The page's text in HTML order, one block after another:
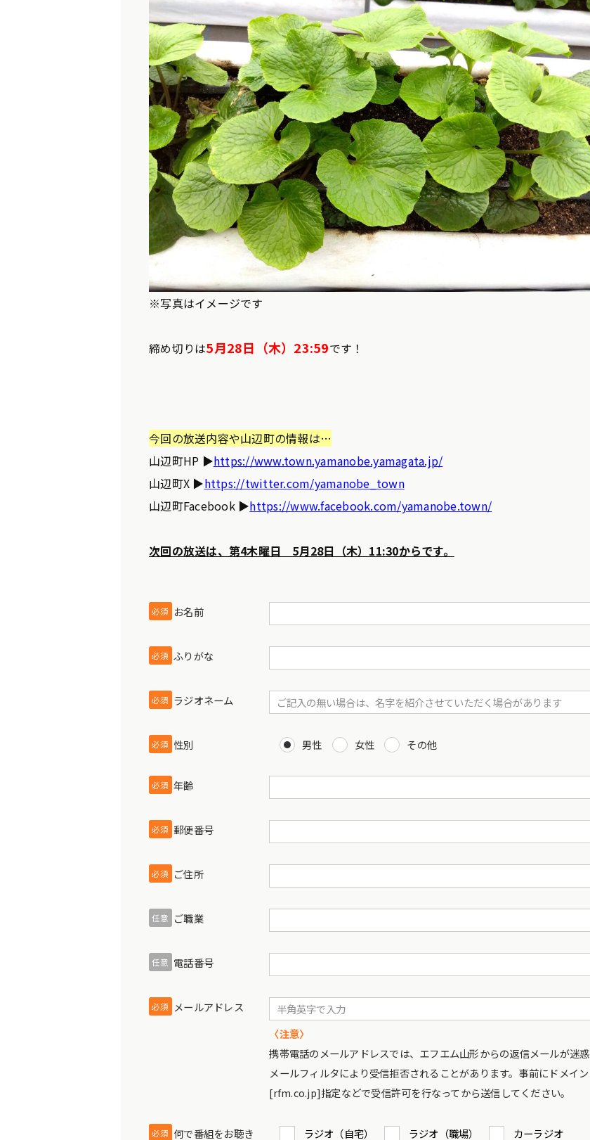
※写真はイメージです
締め切りは5月28日（木）23:59です！
今回の放送内容や山辺町の情報は…
山辺町HP ▶https://www.town.yamanobe.yamagata.jp/
山辺町X ▶https://twitter.com/yamanobe_town
山辺町Facebook ▶https://www.facebook.com/yamanobe.town/
次回の放送は、第4木曜日 5月28日（木）11:30からです。
必須 お名前
必須 ふりがな
必須 ラジオネーム
必須 性別 男性 女性 その他
必須 年齢
必須 郵便番号
必須 ご住所
任意 ご職業
任意 電話番号
必須
メールアドレス
〈注意〉
携帯電話のメールアドレスでは、エフエム山形からの返信メールが迷惑
メールフィルタにより受信拒否されることがあります。事前にドメイン
[rfm.co.jp]指定などで受信許可を行なってから送信してください。
必須 何で番組をお聴き ラジオ（自宅） ラジオ（職場） カーラジオ